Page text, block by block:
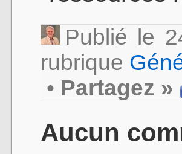
Publié le
rubrique
• Partagez »
Aucun